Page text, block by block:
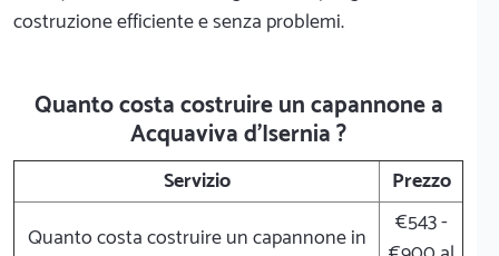
costruzione efficiente e senza problemi.
Quanto costa costruire un capannone a
Acquaviva d'Isernia ?
Servizio
Prezzo
Quanto costa costruire un capannone in
€543 -